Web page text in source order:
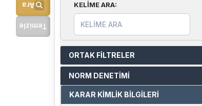
Ara
Temizle
KELİME ARA:
ORTAK FİLTRELER
NORM DENETİMİ
KARAR KİMLİK BİLGİLERİ